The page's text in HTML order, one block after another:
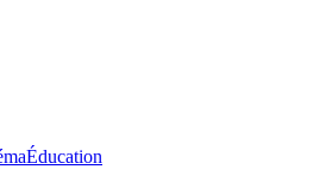
Éducation